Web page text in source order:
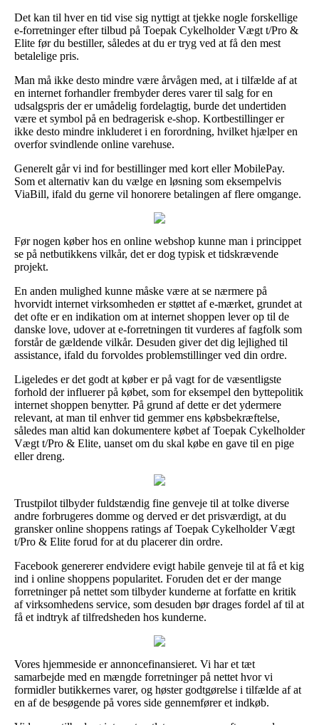
Det kan til hver en tid vise sig nyttigt at tjekke nogle forskellige
e-forretninger efter tilbud på Toepak Cykelholder Vægt t/Pro &
Elite før du bestiller, således at du er tryg ved at få den mest
betalelige pris.
Man må ikke desto mindre være årvågen med, at i tilfælde af at
en internet forhandler frembyder deres varer til salg for en
udsalgspris der er umådelig fordelagtig, burde det undertiden
være et symbol på en bedragerisk e-shop. Kortbestillinger er
ikke desto mindre inkluderet i en forordning, hvilket hjælper en
overfor svindlende online varehuse.
Generelt går vi ind for bestillinger med kort eller MobilePay.
Som et alternativ kan du vælge en løsning som eksempelvis
ViaBill, ifald du gerne vil honorere betalingen af flere omgange.
Før nogen køber hos en online webshop kunne man i princippet
se på netbutikkens vilkår, det er dog typisk et tidskrævende
projekt.
En anden mulighed kunne måske være at se nærmere på
hvorvidt internet virksomheden er støttet af e-mærket, grundet at
det ofte er en indikation om at internet shoppen lever op til de
danske love, udover at e-forretningen tit vurderes af fagfolk som
forstår de gældende vilkår. Desuden giver det dig lejlighed til
assistance, ifald du forvoldes problemstillinger ved din ordre.
Ligeledes er det godt at køber er på vagt for de væsentligste
forhold der influerer på købet, som for eksempel den byttepolitik
internet shoppen benytter. På grund af dette er det ydermere
relevant, at man til enhver tid gemmer ens købsbekræftelse,
således man altid kan dokumentere købet af Toepak Cykelholder
Vægt t/Pro & Elite, uanset om du skal købe en gave til en pige
eller dreng.
Trustpilot tilbyder fuldstændig fine genveje til at tolke diverse
andre forbrugeres domme og derved er det prisværdigt, at du
gransker online shoppens ratings af Toepak Cykelholder Vægt
t/Pro & Elite forud for at du placerer din ordre.
Facebook genererer endvidere evigt habile genveje til at få et kig
ind i online shoppens popularitet. Foruden det er der mange
forretninger på nettet som tilbyder kunderne at forfatte en kritik
af virksomhedens service, som desuden bør drages fordel af til at
få et indtryk af tilfredsheden hos kunderne.
Vores hjemmeside er annoncefinansieret. Vi har et tæt
samarbejde med en mængde forretninger på nettet hvor vi
formidler butikkernes varer, og høster godtgørelse i tilfælde af at
en af de besøgende på vores side gennemfører et indkøb.